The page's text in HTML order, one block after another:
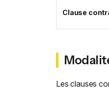
Clause
Les clauses